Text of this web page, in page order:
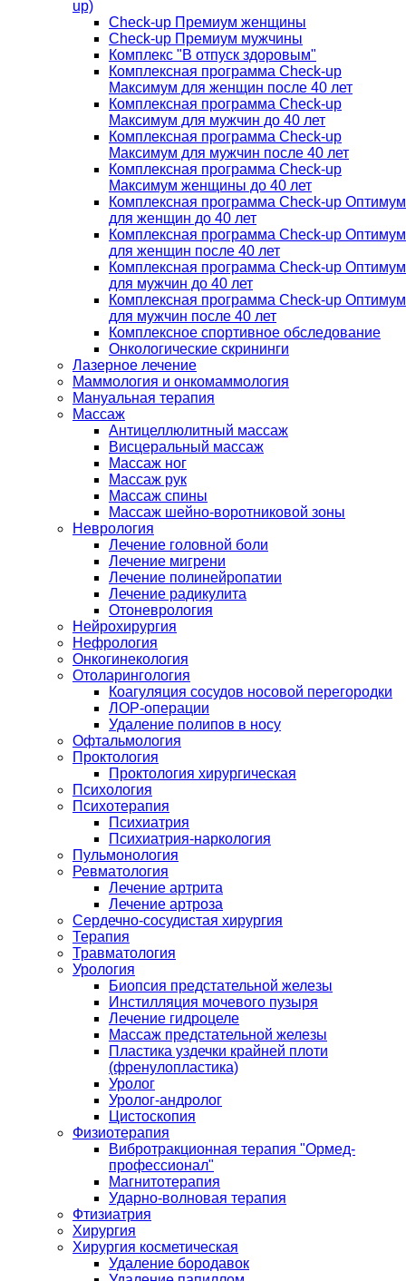
up)
Check-up Премиум женщины
Check-up Премиум мужчины
Комплекс "В отпуск здоровым"
Комплексная программа Check-up
Максимум для женщин после 40 лет
Комплексная программа Check-up
Максимум для мужчин до 40 лет
Комплексная программа Check-up
Максимум для мужчин после 40 лет
Комплексная программа Check-up
Максимум женщины до 40 лет
Комплексная программа Check-up Оптимум
для женщин до 40 лет
Комплексная программа Check-up Оптимум
для женщин после 40 лет
Комплексная программа Check-up Оптимум
для мужчин до 40 лет
Комплексная программа Check-up Оптимум
для мужчин после 40 лет
Комплексное спортивное обследование
Онкологические скрининги
Лазерное лечение
Маммология и онкомаммология
Мануальная терапия
Массаж
Антицеллюлитный массаж
Висцеральный массаж
Массаж ног
Массаж рук
Массаж спины
Массаж шейно-воротниковой зоны
Неврология
Лечение головной боли
Лечение мигрени
Лечение полинейропатии
Лечение радикулита
Отоневрология
Нейрохирургия
Нефрология
Онкогинекология
Отоларингология
Коагуляция сосудов носовой перегородки
ЛОР-операции
Удаление полипов в носу
Офтальмология
Проктология
Проктология хирургическая
Психология
Психотерапия
Психиатрия
Психиатрия-наркология
Пульмонология
Ревматология
Лечение артрита
Лечение артроза
Сердечно-сосудистая хирургия
Терапия
Травматология
Урология
Биопсия предстательной железы
Инстилляция мочевого пузыря
Лечение гидроцеле
Массаж предстательной железы
Пластика уздечки крайней плоти
(френулопластика)
Уролог
Уролог-андролог
Цистоскопия
Физиотерапия
Вибротракционная терапия "Ормед-
профессионал"
Магнитотерапия
Ударно-волновая терапия
Фтизиатрия
Хирургия
Хирургия косметическая
Удаление бородавок